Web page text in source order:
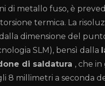
di metallo fuso, è
termica. La
dimensione del
SLM), bensì dalla
di saldatura , che
8 millimetri a seconda